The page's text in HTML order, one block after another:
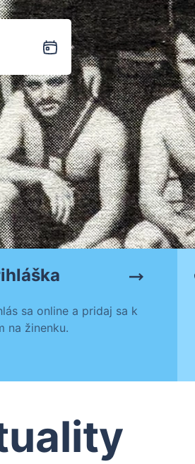
sa online a pridaj sa k
na žinenku.